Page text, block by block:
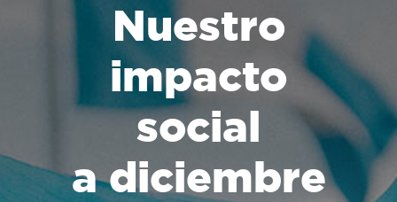
Nuestro
impacto
social
a diciembre